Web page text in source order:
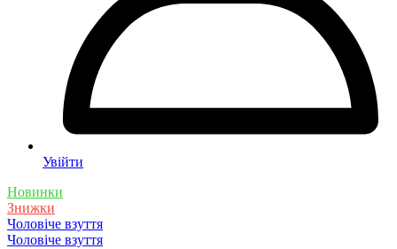
Увійти
Новинки
Знижки
Чоловіче взуття
Чоловіче взуття